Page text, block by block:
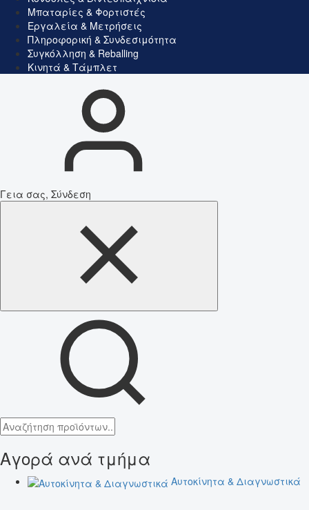
Μπαταρίες & Φορτιστές
Εργαλεία & Μετρήσεις
Πληροφορική & Συνδεσιμότητα
Συγκόλληση & Reballing
Κινητά & Τάμπλετ
Γεια σας, Σύνδεση
Αγορά ανά τμήμα
Αυτοκίνητα & Διαγνωστικά